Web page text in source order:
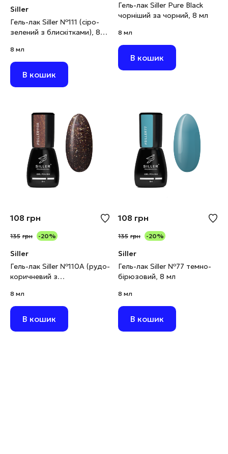
Siller
Гель-лак Siller №111 (сіро-
зелений з блискітками), 8
8 мл
В кошик
Гель-лак Siller Pure Black
чорніший за чорний, 8 мл
8 мл
В кошик
108 грн
135 грн -20%
Siller
Гель-лак Siller №110А (рудо-
коричневий з
8 мл
В кошик
108 грн
135 грн -20%
Siller
Гель-лак Siller №77 темно-
бірюзовий, 8 мл
8 мл
В кошик